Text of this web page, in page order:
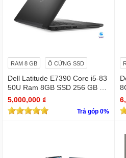
RAM 8 GB Ổ CỨNG SSD
Dell Latitude E7390 Core i5-83
50U Ram 8GB SSD 256 GB 1
3.3 " Full HD (1920 x 1080)
5,000,000 ₫
Trả góp 0%